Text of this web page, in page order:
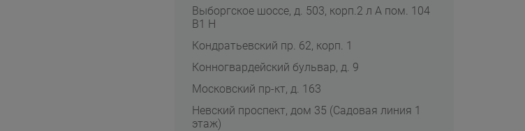
Выборгское шоссе, д. 503, корп.2 л А пом. 104
В1 Н
Кондратьевский пр. 62, корп. 1
Конногвардейский бульвар, д. 9
Московский пр-кт, д. 163
Невский проспект, дом 35 (Садовая линия 1
этаж)